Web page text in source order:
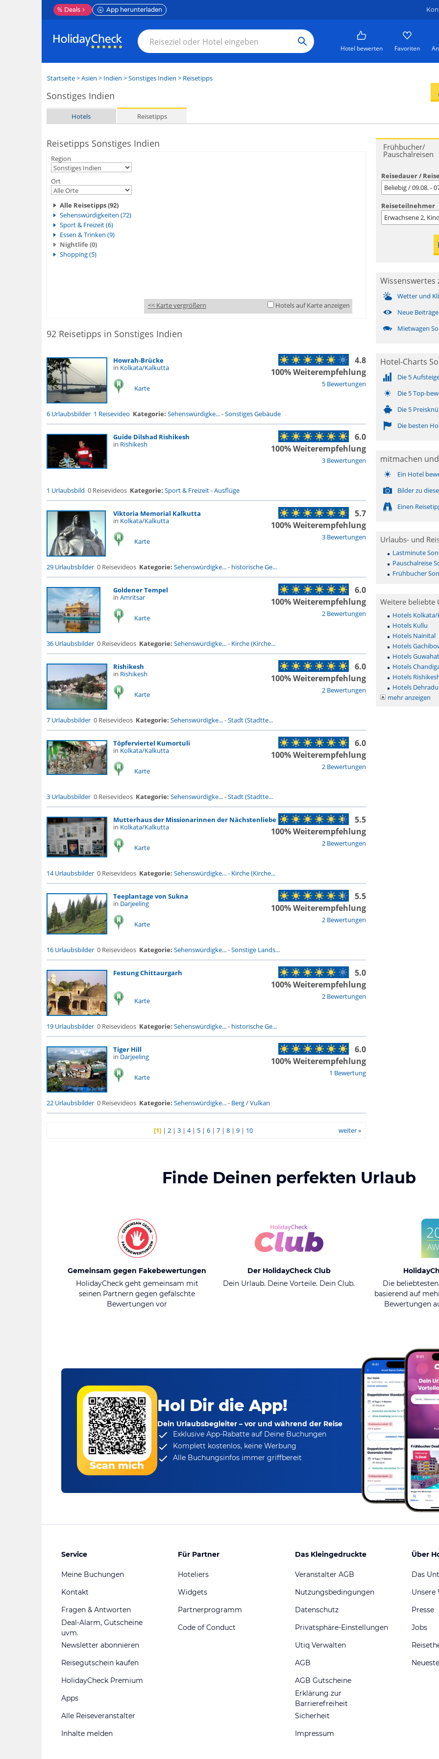
% Deals App herunterladen
Hotel bewerten Favoriten
Startseite>Asien > Indien >Sonstiges Indien > Reisetipps
Sonstiges Indien
Hotels Reisetipps
Reisetipps Sonstiges Indien
Region
Ort
Alle Reisetipps (92)
Sehenswürdigkeiten (72)
Sport & Freizeit (6)
Essen & Trinken (9)
Nightlife (0)
Shopping (5)
<< Karte vergrößern Hotels auf Karte anzeigen
92 Reisetipps in Sonstiges Indien
Howrah-Brücke
in Kolkata/Kalkutta
Karte 5 Bewertungen
4.8
100% Weiterempfehlung
6 Urlaubsbilder 1 Reisevideo Kategorie: Sehenswürdigke...-Sonstiges Gebäude
Guide Dilshad Rishikesh
in Rishikesh
3 Bewertungen
6.0
100% Weiterempfehlung
1 Urlaubsbild 0 Reisevideos Kategorie: Sport & Freizeit-Ausflüge
Viktoria Memorial Kalkutta
in Kolkata/Kalkutta
Karte 3 Bewertungen
5.7
100% Weiterempfehlung
29 Urlaubsbilder 0 Reisevideos Kategorie: Sehenswürdigke...- historische Ge...
Goldener Tempel
in Amritsar
Karte 2 Bewertungen
6.0
100% Weiterempfehlung
36 Urlaubsbilder 0 Reisevideos Kategorie: Sehenswürdigke...- Kirche (Kirche...
Rishikesh
in Rishikesh
Karte 2 Bewertungen
6.0
100% Weiterempfehlung
7 Urlaubsbilder 0 Reisevideos Kategorie: Sehenswürdigke...-Stadt (Stadtte...
Töpferviertel Kumortuli
in Kolkata/Kalkutta
Karte 2 Bewertungen
6.0
100% Weiterempfehlung
3 Urlaubsbilder 0 Reisevideos Kategorie: Sehenswürdigke...-Stadt (Stadtte...
Mutterhaus der Missionarinnen der Nächstenliebe
in Kolkata/Kalkutta
Karte 2 Bewertungen
5.5
100% Weiterempfehlung
14 Urlaubsbilder 0 Reisevideos Kategorie: Sehenswürdigke...- Kirche (Kirche...
Teeplantage von Sukna
in Darjeeling
Karte 2 Bewertungen
5.5
100% Weiterempfehlung
16 Urlaubsbilder 0 Reisevideos Kategorie: Sehenswürdigke...-Sonstige Lands...
Festung Chittaurgarh
Karte 2 Bewertungen
5.0
100% Weiterempfehlung
19 Urlaubsbilder 0 Reisevideos Kategorie: Sehenswürdigke...- historische Ge...
Tiger Hill
in Darjeeling
Karte 1 Bewertung
6.0
100% Weiterempfehlung
22 Urlaubsbilder 0 Reisevideos Kategorie: Sehenswürdigke...- Berg / Vulkan
[1] |2 |3 |4| 5 |6 |7 |8 |9 | 10 weiter »
Frühbucher/
Pauschalreisen
Reisedauer /
Beliebig / 09.08. -
Reiseteilnehmer
Erwachsene2,
Wissenswertes
Wetter und
Neue
Mietwagen
Hotel-Charts
Die 5
Die 5 Top-
Die 5
Die besten
mitmachen
Ein Hotel
Bilder zu
Einen
Urlaubs- und
Lastminute
Pauschalreise
Frühbucher
Weitere beliebte
Hotels
Hotels Kullu
Hotels Nainital
Hotels
Hotels
Hotels
Hotels
Hotels
mehr anzeigen
Finde Deinen perfekten Urlaub
Gemeinsam gegen Fakebewertungen
HolidayCheck geht gemeinsam mit
seinen Partnern gegen gefälschte
Bewertungen vor
Der HolidayCheck Club
Dein Urlaub. Deine Vorteile. Dein Club.
Die
basierend auf
Bewertungen
Scan mich
Hol Dir die App!
Dein Urlaubsbegleiter – vor und während der Reise
Exklusive App-Rabatteauf Deine Buchungen
Komplett kostenlos, keine Werbung
Alle Buchungsinfos immer griffbereit
Service
Meine Buchungen
Kontakt
Fragen & Antworten
Deal-Alarm, Gutscheine
uvm.
Newsletter abonnieren
Reisegutschein kaufen
HolidayCheck Premium
Apps
Alle Reiseveranstalter
Inhalte melden
Für Partner
Hoteliers
Widgets
Partnerprogramm
Code of Conduct
Das Kleingedruckte
Veranstalter AGB
Nutzungsbedingungen
Datenschutz
Privatsphäre-Einstellungen
Utiq Verwalten
AGB
AGB Gutscheine
Erklärung zur
Barrierefreiheit
Sicherheit
Impressum
Über
Das
Unsere
Presse
Jobs